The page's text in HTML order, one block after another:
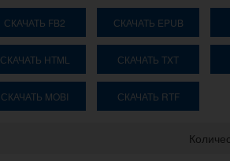
СКАЧАТЬ FB2 СКАЧАТЬ EPUB
СКАЧАТЬ HTML СКАЧАТЬ TXT
СКАЧАТЬ MOBI СКАЧАТЬ RTF